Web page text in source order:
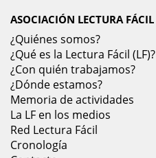
ASOCIACIÓN LECTURA FÁCIL
¿Quiénes somos?
¿Qué es la Lectura Fácil (LF)?
¿Con quién trabajamos?
¿Dónde estamos?
Memoria de actividades
La LF en los medios
Red Lectura Fácil
Cronología